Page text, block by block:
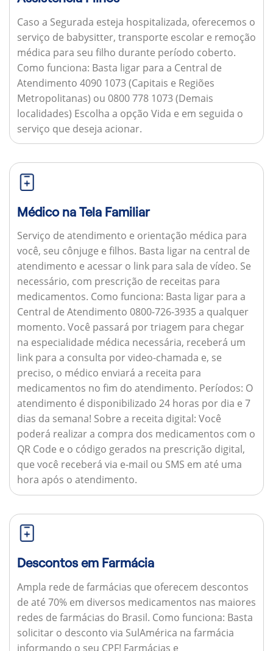
Caso a Segurada esteja hospitalizada, oferecemos o
serviço de babysitter, transporte escolar e remoção
médica para seu filho durante período coberto.
Como funciona: Basta ligar para a Central de
Atendimento 4090 1073 (Capitais e Regiões
Metropolitanas) ou 0800 778 1073 (Demais
localidades) Escolha a opção Vida e em seguida o
serviço que deseja acionar.
Médico na Tela Familiar
Serviço de atendimento e orientação médica para
você, seu cônjuge e filhos. Basta ligar na central de
atendimento e acessar o link para sala de vídeo. Se
necessário, com prescrição de receitas para
medicamentos. Como funciona: Basta ligar para a
Central de Atendimento 0800-726-3935 a qualquer
momento. Você passará por triagem para chegar
na especialidade médica necessária, receberá um
link para a consulta por video-chamada e, se
preciso, o médico enviará a receita para
medicamentos no fim do atendimento. Períodos: O
atendimento é disponibilizado 24 horas por dia e 7
dias da semana! Sobre a receita digital: Você
poderá realizar a compra dos medicamentos com o
QR Code e o código gerados na prescrição digital,
que você receberá via e-mail ou SMS em até uma
hora após o atendimento.
Descontos em Farmácia
Ampla rede de farmácias que oferecem descontos
de até 70% em diversos medicamentos nas maiores
redes de farmácias do Brasil. Como funciona: Basta
solicitar o desconto via SulAmérica na farmácia
informando o seu CPF! Farmácias e